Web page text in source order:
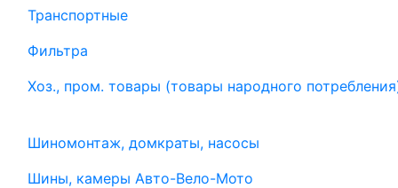
Транспортные
Фильтра
Хоз., пром. товары (товары народного
Шиномонтаж, домкраты, насосы
Шины, камеры Авто-Вело-Мото